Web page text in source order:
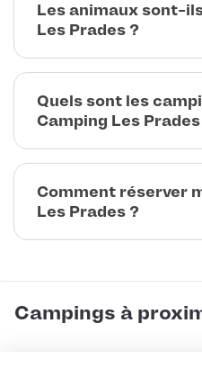
Les animaux sont-
Les Prades ?
Quels sont les
Camping Les
Comment réserver
Les Prades ?
Campings à